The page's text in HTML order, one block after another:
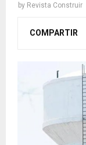
by Revista Construir
COMPARTIR